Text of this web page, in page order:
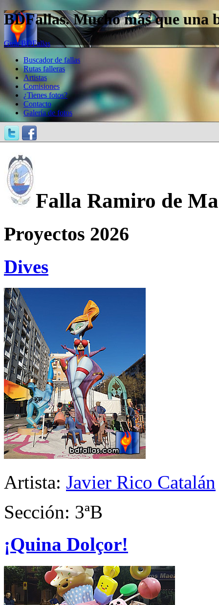
BDFallas. Mucho más que una
Guía BDFallas
Buscador de fallas
Rutas falleras
Artistas
Comisiones
¿Tienes fotos?
Contacto
Galería de fotos
Falla Ramiro de
Proyectos 2026
Dives
Artista: Javier Rico Catalán
Sección: 3ªB
¡Quina Dolçor!